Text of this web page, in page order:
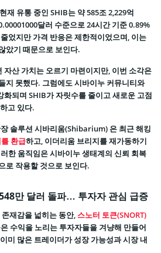
재 유통 중인 SHIB는 약 585조 2,229억
달러 수준으로 24시간 기준 0.89%
었지만 가격 반응은 제한적이었으며, 이는
았기 때문으로 보인다.
자산 가치는 오르기 마련이지만, 이번 소각은
지 못했다. 그럼에도 시바이누 커뮤니티와
화되며 SHIB가 자릿수를 줄이고 새로운 고점
고 있다.
솔루션 시바리움(Shibarium) 은 최근 해킹
환급하고, 이더리움 브리지를 재가동하기
한 움직임은 시바이누 생태계의 신뢰 회복
로 작용할 것으로 보인다.
만 달러 돌파… 투자자 관심 급증
재감을 넓히는 동안, 스노터 토큰(SNORT)
수익을 노리는 투자자들을 겨냥해 만들어
미 많은 트레이더가 성장 가능성과 시장 내